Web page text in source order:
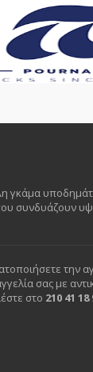
γκάμα
συνδυάζουν
την
σας με
στο 210 41 18